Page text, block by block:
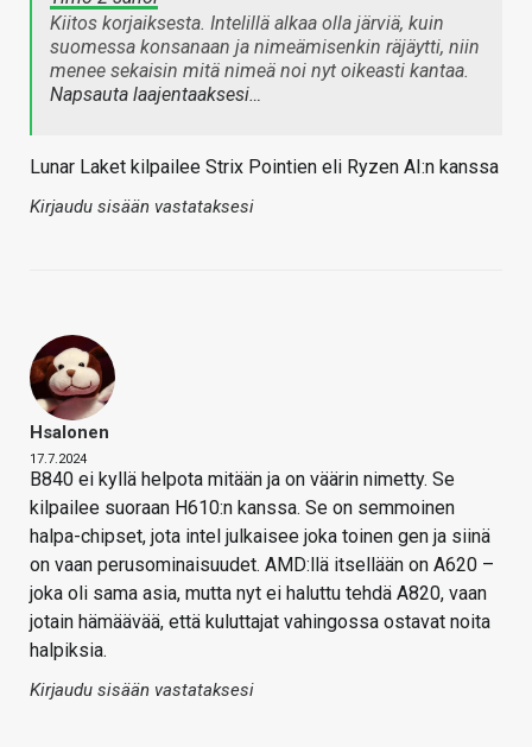
Kiitos korjaiksesta. Intelillä alkaa olla järviä, kuin
suomessa konsanaan ja nimeämisenkin räjäytti, niin
menee sekaisin mitä nimeä noi nyt oikeasti kantaa.
Napsauta laajentaaksesi…
Lunar Laket kilpailee Strix Pointien eli Ryzen AI:n kanssa
Kirjaudu sisään vastataksesi
Hsalonen
17.7.2024
B840 ei kyllä helpota mitään ja on väärin nimetty. Se
kilpailee suoraan H610:n kanssa. Se on semmoinen
halpa-chipset, jota intel julkaisee joka toinen gen ja siinä
on vaan perusominaisuudet. AMD:llä itsellään on A620 –
joka oli sama asia, mutta nyt ei haluttu tehdä A820, vaan
jotain hämäävää, että kuluttajat vahingossa ostavat noita
halpiksia.
Kirjaudu sisään vastataksesi